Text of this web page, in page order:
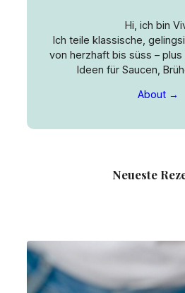
Hi, ich bin
Ich teile klassische,
von herzhaft bis süss –
Ideen für Saucen,
About →
Neueste